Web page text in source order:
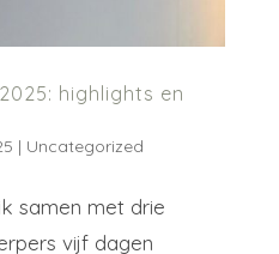
highlights en
| Uncategorized
samen met drie
vijf dagen